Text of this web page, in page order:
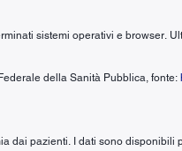
sistemi operativi e browser.
della Sanità Pubblica, fonte:
dai pazienti. I dati sono disponibili